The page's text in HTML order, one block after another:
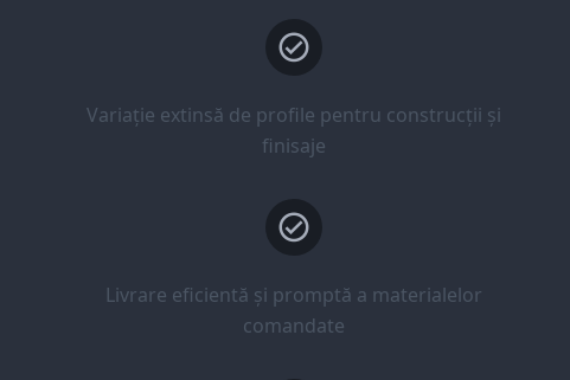
Variație extinsă de profile pentru construcții și
finisaje
Livrare eficientă și promptă a materialelor
comandate